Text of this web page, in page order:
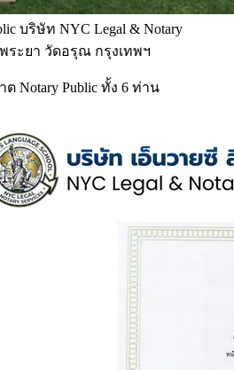
บริษัท NYC Legal & Notary
ระยา วัดอรุณ กรุงเทพฯ
Notary Public ทั้ง 6 ท่าน